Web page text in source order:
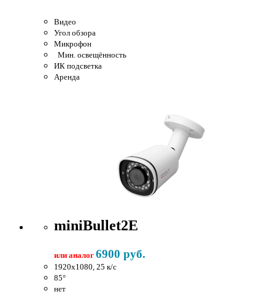
Видео
Угол обзора
Микрофон
Мин. освещённость
ИК подсветка
Аренда
miniBullet2E
или аналог 6900 руб.
1920x1080, 25 к/c
85°
нет